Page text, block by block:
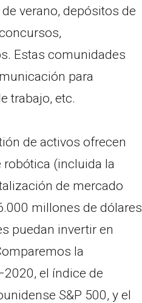
verano, depósitos de
Estas comunidades
para
trabajo, etc.
de activos ofrecen
(incluida la
de mercado
millones de dólares
puedan invertir en
la
el índice de
S&P 500, y el